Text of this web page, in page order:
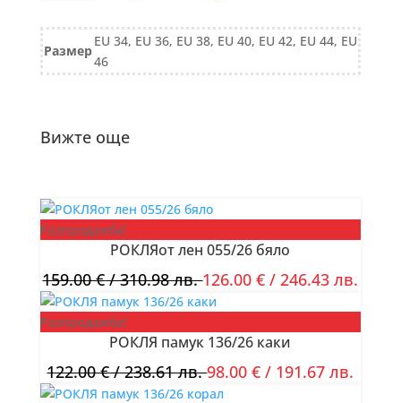
черно
Размер
EU 34, EU 36, EU 38, EU 40, EU 42, EU 44, EU
46
Вижте още
Разпродажба!
РОКЛЯот лен 055/26 бяло
159.00€/ 310.98 лв.126.00€ / 246.43 лв.
Разпродажба!
РОКЛЯ памук 136/26 каки
122.00€/ 238.61 лв.98.00€ / 191.67 лв.